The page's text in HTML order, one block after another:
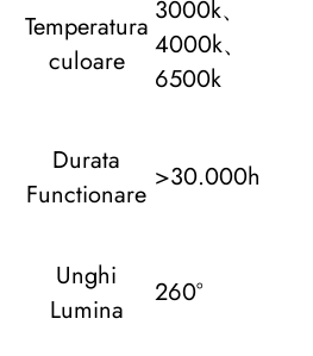
Temperatura
culoare
3000k、
4000k、
6500k
Durata
Functionare
>30.000h
Unghi
Lumina
260°